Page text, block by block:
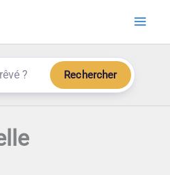
Rechercher